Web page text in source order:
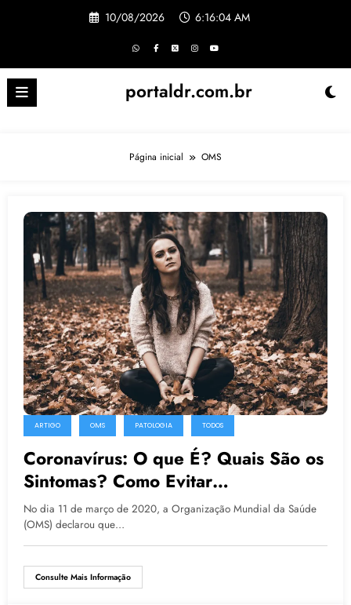
10/08/2026 6:16:06 AM
portaldr.com.br
Página inicial OMS
ARTIGO OMS PATOLOGIA TODOS
Coronavírus: O que É? Quais São os
Sintomas? Como Evitar
Contaminação Com Sars-Cov-2?
Como Tratar a Doença?
No dia 11 de março de 2020, a Organização Mundial da Saúde
(OMS) declarou que…
Consulte Mais Informação